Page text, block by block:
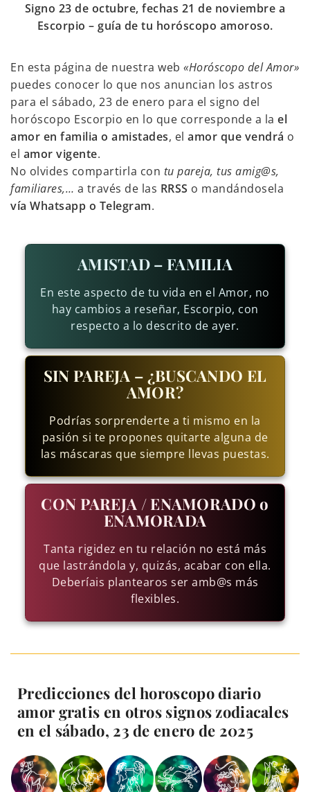
Signo 23 de octubre, fechas 21 de noviembre a
Escorpio – guía de tu horóscopo amoroso.
En esta página de nuestra web «Horóscopo del Amor»
puedes conocer lo que nos anuncian los astros
para el sábado, 23 de enero para el signo del
horóscopo Escorpio en lo que corresponde a la el
amor en familia o amistades, el amor que vendrá o
el amor vigente.
No olvides compartirla con tu pareja, tus amig@s,
familiares,… a través de las RRSS o mandándosela
vía Whatsapp o Telegram.
AMISTAD – FAMILIA
En este aspecto de tu vida en el Amor, no
hay cambios a reseñar, Escorpio, con
respecto a lo descrito de ayer.
SIN PAREJA – ¿BUSCANDO EL
AMOR?
Podrías sorprenderte a ti mismo en la
pasión si te propones quitarte alguna de
las máscaras que siempre llevas puestas.
CON PAREJA / ENAMORADO o
ENAMORADA
Tanta rigidez en tu relación no está más
que lastrándola y, quizás, acabar con ella.
Deberíais plantearos ser amb@s más
flexibles.
Predicciones del horoscopo diario
amor gratis en otros signos zodiacales
en el sábado, 23 de enero de 2025